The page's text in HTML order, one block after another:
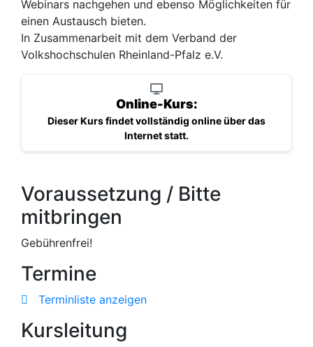
Webinars nachgehen und ebenso Möglichkeiten für
einen Austausch bieten.
In Zusammenarbeit mit dem Verband der
Volkshochschulen Rheinland-Pfalz e.V.
Online-Kurs:
Dieser Kurs findet vollständig online über das
Internet statt.
Voraussetzung / Bitte
mitbringen
Gebührenfrei!
Termine
Terminliste anzeigen
Kursleitung